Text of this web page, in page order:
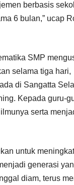
berbasis
6 bulan,” ucap
SMP
selama tiga
di Sangatta
Kepada guru-
serta
untuk
generasi
diam, terus